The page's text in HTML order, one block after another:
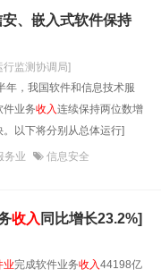
、嵌入式软件保持
行监测协调局]
年，我国软件和信息技术服
件业务收入连续保持两位数增
以下将分别从总体运行]
务业 信息安全
收入 同比增长23.2%]
业完成软件业务收入44198亿